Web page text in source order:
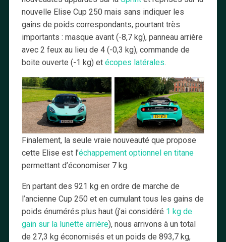
nouvelle Elise Cup 250 mais sans indiquer les
gains de poids correspondants, pourtant très
importants : masque avant (-8,7 kg), panneau arrière
avec 2 feux au lieu de 4 (-0,3 kg), commande de
boite ouverte (-1 kg) et écopes latérales.
Finalement, la seule vraie nouveauté que propose
cette Elise est l’échappement optionnel en titane
permettant d’économiser 7 kg.
En partant des 921 kg en ordre de marche de
l’ancienne Cup 250 et en cumulant tous les gains de
poids énumérés plus haut (j’ai considéré 1 kg de
gain sur la lunette arrière), nous arrivons à un total
de 27,3 kg économisés et un poids de 893,7 kg,